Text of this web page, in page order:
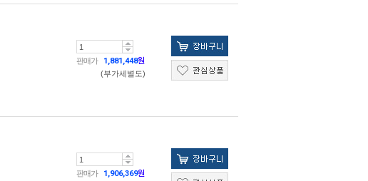
판매가 1,881,448원
(부가세별도)
판매가 1,906,369원